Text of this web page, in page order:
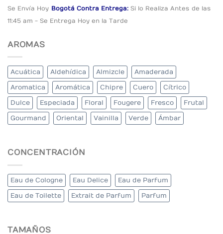
Se Envía Hoy Bogotá Contra Entrega: Si lo Realiza Antes de las
11:45 am - Se Entrega Hoy en la Tarde
AROMAS
Acuática Aldehídica Almizcle Amaderada
Aromatica Aromática Chipre Cuero Cítrico
Dulce Especiada Floral Fougere Fresco Frutal
Gourmand Oriental Vainilla Verde Ámbar
CONCENTRACIÓN
Eau de Cologne Eau Delice Eau de Parfum
Eau de Toilette Extrait de Parfum Parfum
TAMAÑOS